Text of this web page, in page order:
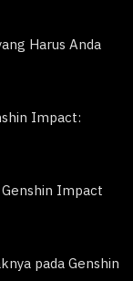
Harus Anda
Impact:
Impact
pada Genshin